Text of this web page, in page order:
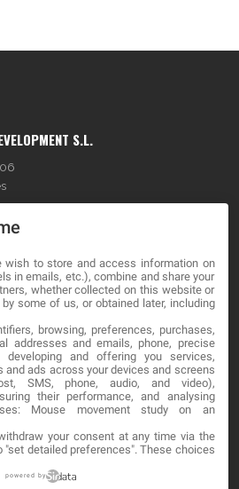
S.L.
wish to store and access information on
in emails, etc.), combine and share your
whether collected on this website or
some of us, or obtained later, including
browsing, preferences, purchases,
addresses and emails, phone, precise
developing and offering you services,
ads across your devices and screens
SMS, phone, audio, and video),
their performance, and analysing
Mouse movement study on an
your consent at any time via the
"set detailed preferences". These choices
powered by